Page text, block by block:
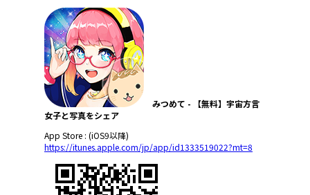
みつめて - 【無料】宇宙方言
女子と写真をシェア
App Store : (iOS9以降)
https://itunes.apple.com/jp/app/id1333519022?mt=8